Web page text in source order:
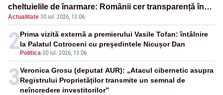
cheltuielile de înarmare: Românii cer transparență în
achiziții și un echilibru între partenerii externi
Actualitate·30 iul. 2026, 13:06
2 Politica-30 iul. 2026, 13:06
Prima vizită externă a premierului Vasile Tofan: întâlnire
la Palatul Cotroceni cu președintele Nicușor Dan
3Veronica Grosu (deputat AUR): „Atacul cibernetic asupra
Registrului Proprietăților transmite un semnal de
neîncredere investitorilor”